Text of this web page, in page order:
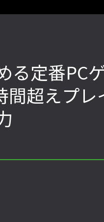
る定番PC
超えプレ
リーグ 2022
悟を決めたカ